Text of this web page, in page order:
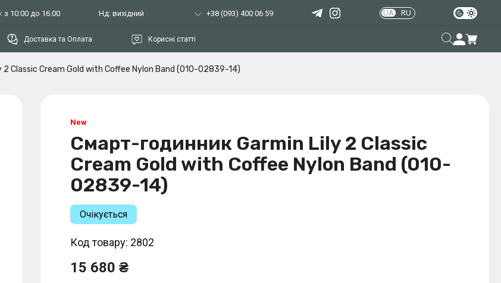
з 10:00 до 16:00 Нд: вихідний +38 (093) 400 06 59 UA RU
Доставка та Оплата Корисні статті
Classic Cream Gold with Coffee Nylon Band (010-02839-14)
Смарт-годинник Garmin Lily 2 Classic
Cream Gold with Coffee Nylon Band (010-
02839-14)
Очікується
Код товару: 2802
15 680 ₴